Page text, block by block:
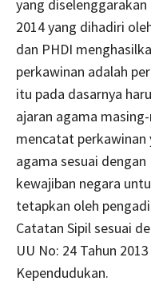
yang
2014 yang dihadiri
dan PHDI
perkawinan adalah
itu pada dasarnya
ajaran agama
mencatat perkawinan
agama sesuai
kewajiban negara
tetapkan oleh
Catatan Sipil sesuai
UU No: 24 Tahun
Kependudukan.